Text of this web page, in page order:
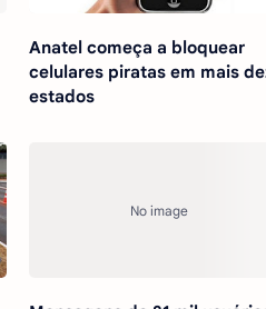
Anatel começa a bloquear
celulares piratas em mais
estados